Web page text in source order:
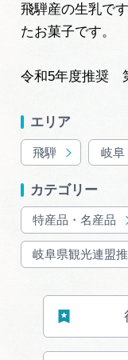
広告掲載
サイトポリシー
飛騨産の生乳で
たお菓子です。
令和5年度推奨
エリア
飛騨 岐阜
カテゴリー
特産品・名産品
岐阜県観光連盟